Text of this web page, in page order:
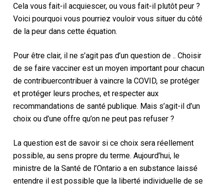
Cela vous fait-il acquiescer, ou vous fait-il plutôt peur ?
Voici pourquoi vous pourriez vouloir vous situerdu côté
de la peur dans cette équation.
Pour être clair, il ne s’agit pas d’unquestion de.. Choisir
de se faire vacciner est un moyen important pour chacun
de contribuercontribuer à vaincre la COVID,se protéger
et protéger leurs proches, et respecteraux
recommandations de santé publique. Mais s’agit-il d’un
choix ou d’une offre qu’on ne peut pas refuser ?
La question est de savoir si ce choix sera réellement
possible, au sens propre du terme. Aujourd’hui, le
ministre de la Santé de l’Ontario a en substance laissé
entendre il est possible quela liberté individuelle de se